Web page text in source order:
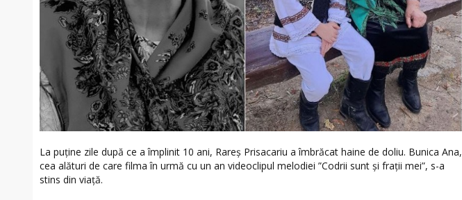
La puține zile după ce a împlinit 10 ani, Rareș Prisacariu a îmbrăcat haine de doliu. Bunica Ana,
cea alături de care filma în urmă cu un an videoclipul melodiei ”Codrii sunt și frații mei”, s-a
stins din viață.